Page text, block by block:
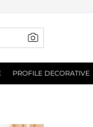
PROFILE DECORATIVE